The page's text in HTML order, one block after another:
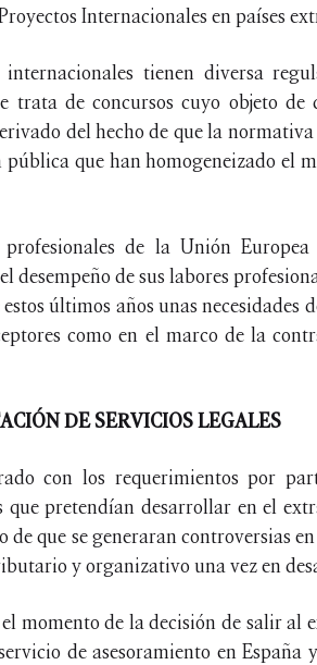
Internacionales en países
internacionales tienen diversa
trata de concursos cuyo objeto
del hecho de que la
que han homogeneizado el
de la Unión
de sus labores
últimos años unas necesidades
como en el marco de la
DE SERVICIOS LEGALES
con los requerimientos por
que pretendían desarrollar en el
que se generaran controversias
y organizativo una vez en
momento de la decisión de salir al
de asesoramiento en España